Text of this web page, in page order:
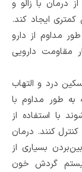
درمان با زالو و
ایجاد کند.
مداوم از دارو
مقاومت دارویی
درد و التهاب
به طور مداوم با
با استفاده از
کنند. درمان
بسیاری از
گردش خون